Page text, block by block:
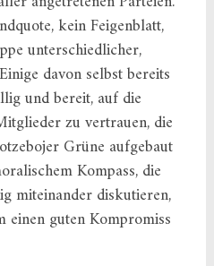
kein Feigenblatt,
unterschiedlicher,
davon selbst bereits
und bereit, auf die
zu vertrauen, die
Grüne aufgebaut
Kompass, die
miteinander diskutieren,
einen guten Kompromiss